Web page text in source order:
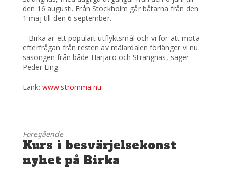
den 16 augusti. Från Stockholm går båtarna från den
1 maj till den 6 september.
– Birka är ett populärt utflyktsmål och vi för att möta
efterfrågan från resten av mälardalen förlänger vi nu
säsongen från både Härjarö och Strängnäs, säger
Peder Ling.
Länk: www.stromma.nu
Föregående
Föregående
inlägg:
Kurs i besvärjelsekonst
nyhet på Birka